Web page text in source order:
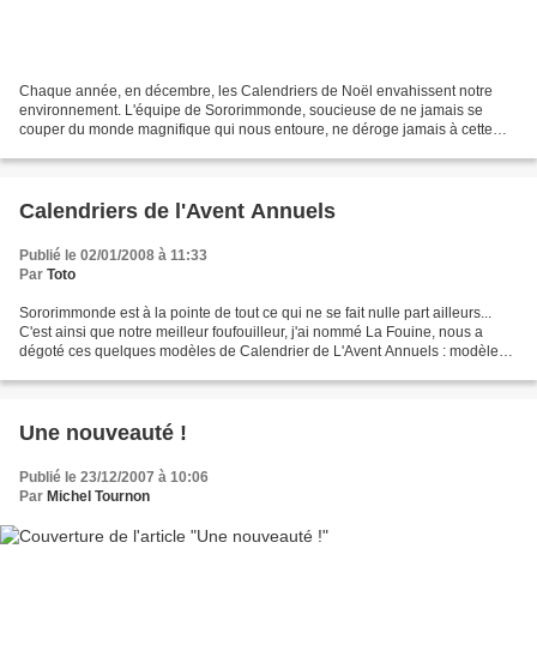
Chaque année, en décembre, les Calendriers de Noël envahissent notre
environnement. L'équipe de Sororimmonde, soucieuse de ne jamais se
couper du monde magnifique qui nous entoure, ne déroge jamais à cette
Calendriers de l'Avent Annuels
Publié le 02/01/2008 à 11:33
Par Toto
Sororimmonde est à la pointe de tout ce qui ne se fait nulle part ailleurs...
C'est ainsi que notre meilleur foufouilleur, j'ai nommé La Fouine, nous a
dégoté ces quelques modèles de Calendrier de L'Avent Annuels : modèle
Une nouveauté !
Publié le 23/12/2007 à 10:06
Par Michel Tournon